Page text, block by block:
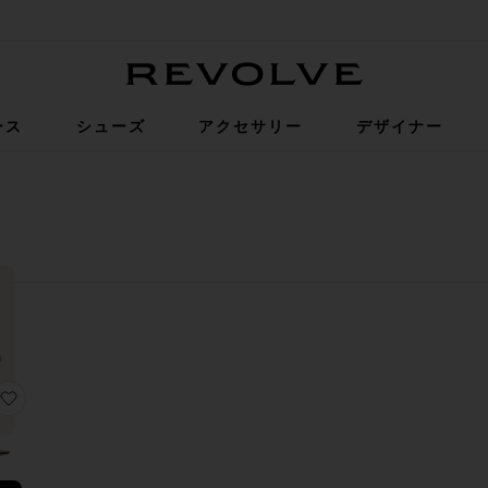
シューズ アクセサリー デザイナー
ル
ヒールブーツ